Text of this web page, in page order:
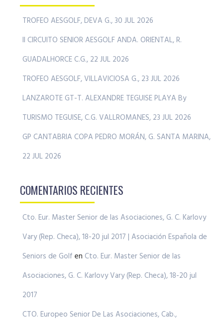
TROFEO AESGOLF, DEVA G., 30 JUL 2026
II CIRCUITO SENIOR AESGOLF ANDA. ORIENTAL, R.
GUADALHORCE C.G., 22 JUL 2026
TROFEO AESGOLF, VILLAVICIOSA G., 23 JUL 2026
LANZAROTE GT-T. ALEXANDRE TEGUISE PLAYA By
TURISMO TEGUISE, C.G. VALLROMANES, 23 JUL 2026
GP CANTABRIA COPA PEDRO MORÁN, G. SANTA MARINA,
22 JUL 2026
COMENTARIOS RECIENTES
Cto. Eur. Master Senior de las Asociaciones, G. C. Karlovy
Vary (Rep. Checa), 18-20 jul 2017 | Asociación Española de
Seniors de Golf en Cto. Eur. Master Senior de las
Asociaciones, G. C. Karlovy Vary (Rep. Checa), 18-20 jul
2017
CTO. Europeo Senior De Las Asociaciones, Cab.,